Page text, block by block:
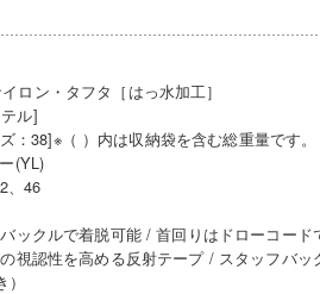
ロン・タフタ［はっ水加工］
ル]
：38]※（ ）内は収納袋を含む総重量です。
(YL)
、46
ックルで着脱可能 / 首回りはドローコー
視認性を高める反射テープ / スタッフバッ